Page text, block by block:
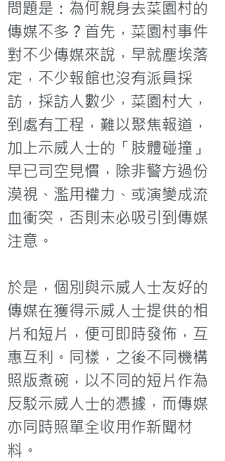
問題是：為何親身去菜園村的
傳媒不多？首先，菜園村事件
對不少傳媒來說，早就塵埃落
定，不少報館也沒有派員採
訪，採訪人數少，菜園村大，
到處有工程，難以聚焦報道，
加上示威人士的「肢體碰撞」
早已司空見慣，除非警方過份
漠視、濫用權力、或演變成流
血衝突，否則未必吸引到傳媒
注意。
於是，個別與示威人士友好的
傳媒在獲得示威人士提供的相
片和短片，便可即時發佈，互
惠互利。同樣，之後不同機構
照版煮碗，以不同的短片作為
反駁示威人士的憑據，而傳媒
亦同時照單全收用作新聞材
料。